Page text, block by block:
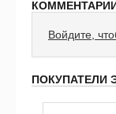
Войдите,
ПОКУПАТЕЛИ